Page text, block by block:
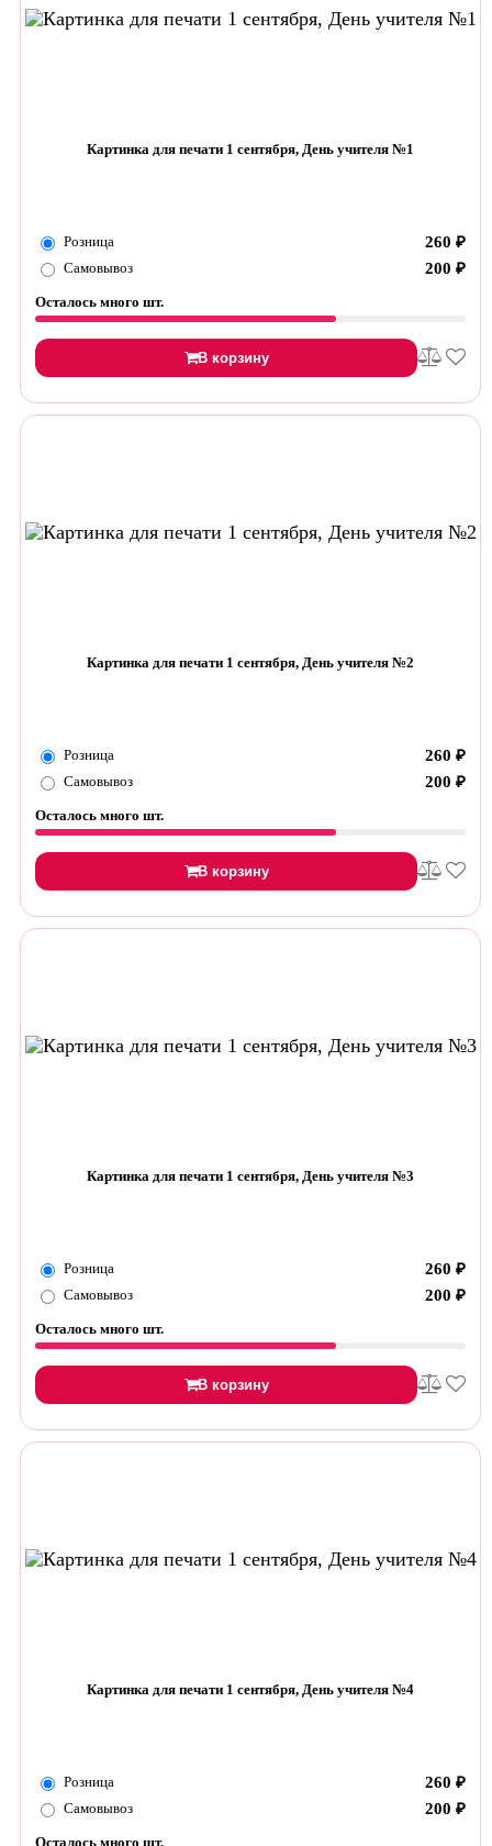
Картинка для печати 1 сентября, День учителя №1
Розница 260 ₽
Самовывоз 200 ₽
Осталось много шт.
В корзину
Картинка для печати 1 сентября, День учителя №2
Розница 260 ₽
Самовывоз 200 ₽
Осталось много шт.
В корзину
Картинка для печати 1 сентября, День учителя №3
Розница 260 ₽
Самовывоз 200 ₽
Осталось много шт.
В корзину
Картинка для печати 1 сентября, День учителя №4
Розница 260 ₽
Самовывоз 200 ₽
Осталось много шт.